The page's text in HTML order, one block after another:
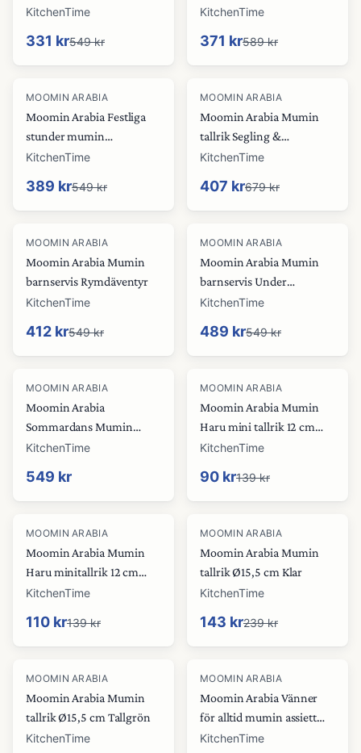
serveringsfat Gul, 30 cm
KitchenTime
331 kr549 kr
lila
KitchenTime
371 kr589 kr
-29%
MOOMIN ARABIA
Moomin Arabia Festliga
stunder mumin
serveringsfat Ø30 cm
KitchenTime
389 kr549 kr
-40%
MOOMIN ARABIA
Moomin Arabia Mumin
tallrik Segling &
Vinterbrasa 2 delar 19 cm
KitchenTime
407 kr679 kr
-25%
MOOMIN ARABIA
Moomin Arabia Mumin
barnservis Rymdäventyr
KitchenTime
412 kr549 kr
-11%
MOOMIN ARABIA
Moomin Arabia Mumin
barnservis Under
paraplyet
KitchenTime
489 kr549 kr
MOOMIN ARABIA
Moomin Arabia
Sommardans Mumin
servingstallrik Ø30 cm
KitchenTime
549 kr
-35%
MOOMIN ARABIA
Moomin Arabia Mumin
Haru mini tallrik 12 cm
Blå-vit
KitchenTime
90 kr139 kr
-21%
MOOMIN ARABIA
Moomin Arabia Mumin
Haru minitallrik 12 cm
Hemulen
KitchenTime
110 kr139 kr
-40%
MOOMIN ARABIA
Moomin Arabia Mumin
tallrik Ø15,5 cm Klar
KitchenTime
143 kr239 kr
-40%
MOOMIN ARABIA
Moomin Arabia Mumin
tallrik Ø15,5 cm Tallgrön
KitchenTime
-40%
MOOMIN ARABIA
Moomin Arabia Vänner
för alltid mumin assiett
Ø15 cm
KitchenTime